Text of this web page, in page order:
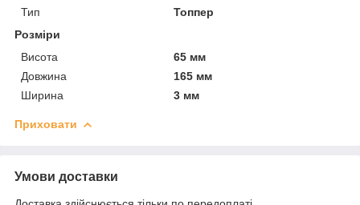
Тип
Топпер
Розміри
Висота
65 мм
Довжина
165 мм
Ширина
3 мм
Приховати
Умови доставки